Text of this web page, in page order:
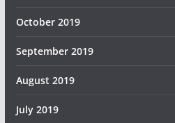
October 2019
September 2019
August 2019
July 2019